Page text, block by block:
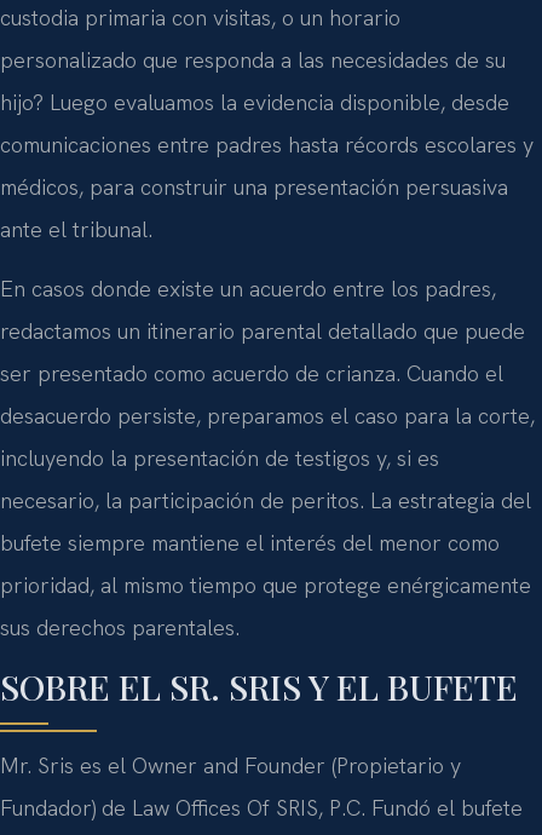
custodia primaria con visitas, o un horario
personalizado que responda a las necesidades de su
hijo? Luego evaluamos la evidencia disponible, desde
comunicaciones entre padres hasta récords escolares y
médicos, para construir una presentación persuasiva
ante el tribunal.
En casos donde existe un acuerdo entre los padres,
redactamos un itinerario parental detallado que puede
ser presentado como acuerdo de crianza. Cuando el
desacuerdo persiste, preparamos el caso para la corte,
incluyendo la presentación de testigos y, si es
necesario, la participación de peritos. La estrategia del
bufete siempre mantiene el interés del menor como
prioridad, al mismo tiempo que protege enérgicamente
sus derechos parentales.
SOBRE EL SR. SRIS Y EL BUFETE
Mr. Sris es el Owner and Founder (Propietario y
Fundador) de Law Offices Of SRIS, P.C. Fundó el bufete